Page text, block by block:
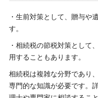
・生前対策として、贈与や
す。
・相続税の節税対策として
用することもあります。
相続税は複雑な分野であり
専門的な知識が必要です。